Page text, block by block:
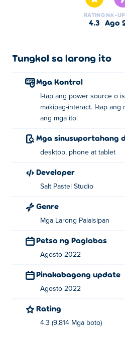
RATING
4.3
NA-
Ago
Tungkol sa larong ito
Mga Kontrol
I-tap ang power source o
makipag-interact. I-tap ang
ang mga ito.
Mga sinusuportahang
desktop, phone at tablet
Developer
Salt Pastel Studio
Genre
Mga Larong Palaisipan
Petsa ng Paglabas
Agosto 2022
Pinakabagong update
Agosto 2022
Rating
4.3 (9,814 Mga boto)